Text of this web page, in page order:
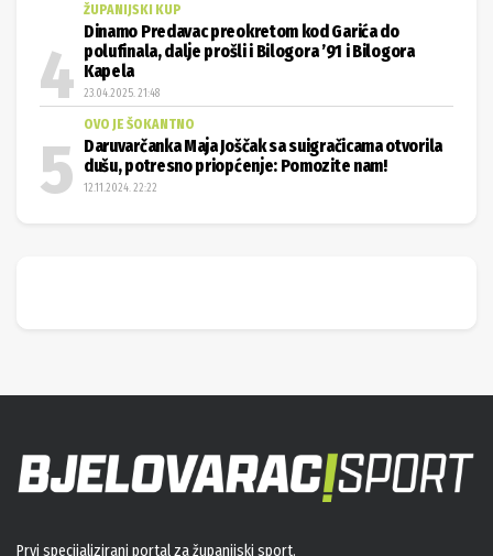
ŽUPANIJSKI KUP
Dinamo Predavac preokretom kod Garića do
polufinala, dalje prošli i Bilogora ’91 i Bilogora
Kapela
23.04.2025. 21:48
OVO JE ŠOKANTNO
Daruvarčanka Maja Joščak sa suigračicama otvorila
dušu, potresno priopćenje: Pomozite nam!
12.11.2024. 22:22
Prvi specijalizirani portal za županijski sport.